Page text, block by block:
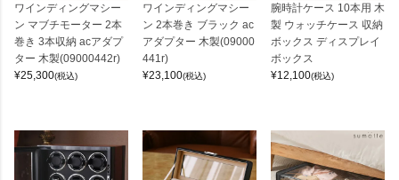
ワインディングマシー
ン マブチモーター 2本
巻き 3本収納 acアダプ
ター 木製(09000442r)
¥25,300(税込)
ワインディングマシー
ン 2本巻き ブラック ac
アダプター 木製(09000
441r)
¥23,100(税込)
腕時計ケース 10本用 木
製 ウォッチケース 収納
ボックス ディスプレイ
ボックス
¥12,100(税込)